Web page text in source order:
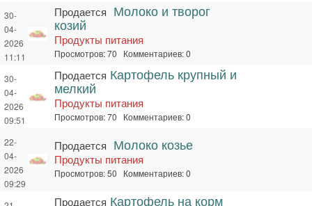
30-
04-
2026
11:11
Продается Молоко и творог
козий
Продукты питания
Просмотров: 70 Комментариев: 0
30-
04-
2026
09:51
Продается Картофель крупный и
мелкий
Продукты питания
Просмотров: 70 Комментариев: 0
22-
04-
2026
09:29
Продается Молоко козье
Продукты питания
Просмотров: 50 Комментариев: 0
Продается Картофель на корм